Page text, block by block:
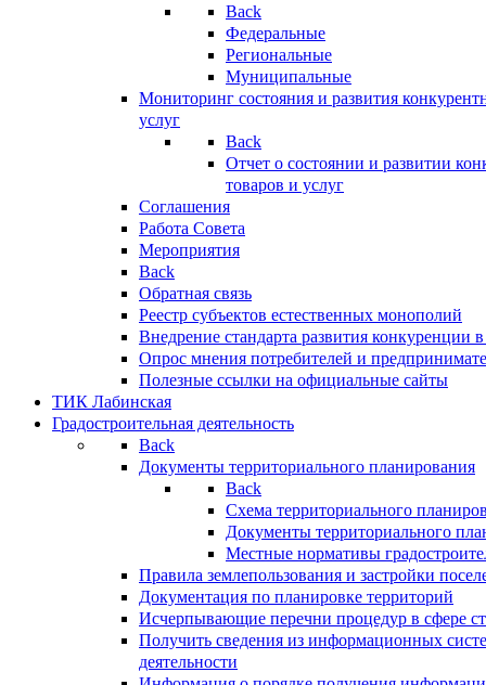
Back
Федеральные
Региональные
Муниципальные
Мониторинг состояния и развития
услуг
Back
Отчет о состоянии и развитии
товаров и услуг
Соглашения
Работа Совета
Мероприятия
Back
Обратная связь
Реестр субъектов естественных монополий
Внедрение стандарта развития конкуренции
Опрос мнения потребителей и
Полезные ссылки на официальные сайты
ТИК Лабинская
Градостроительная деятельность
Back
Документы территориального планирования
Back
Схема территориального
Документы территориального
Местные нормативы
Правила землепользования и застройки
Документация по планировке территорий
Исчерпывающие перечни процедур в сфере
Получить сведения из информационных
деятельности